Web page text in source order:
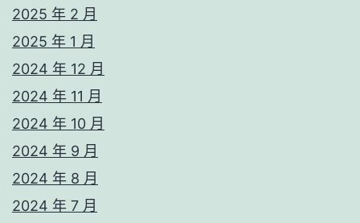
2025 年 2 月
2025 年 1 月
2024 年 12 月
2024 年 11 月
2024 年 10 月
2024 年 9 月
2024 年 8 月
2024 年 7 月